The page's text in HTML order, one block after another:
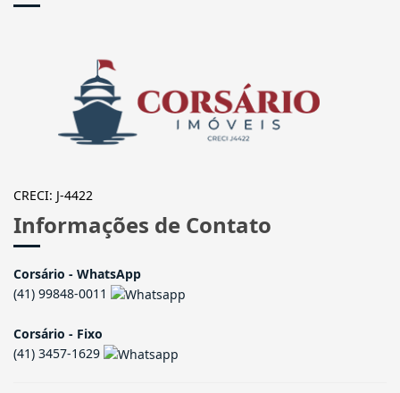
CRECI: J-4422
Informações de Contato
Corsário - WhatsApp
(41) 99848-0011
Corsário - Fixo
(41) 3457-1629